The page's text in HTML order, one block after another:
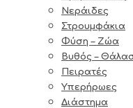
Νεράιδες
Στρουμφάκια
Φύση – Ζώα
Βυθός –
Πειρατές
Υπερήρωες
Διάστημα